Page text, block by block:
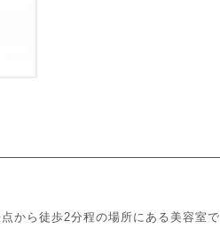
から徒歩2分程の場所にある美容室で